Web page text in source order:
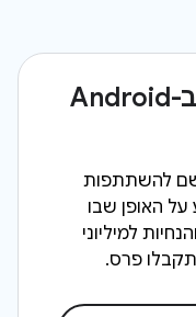
שיפור חוויית הפיתוח ב-Android
להשתתפות
האופן שבו
אנחנו מפתחים כלים, ממשקי API והנחיות למיליוני
פרס.